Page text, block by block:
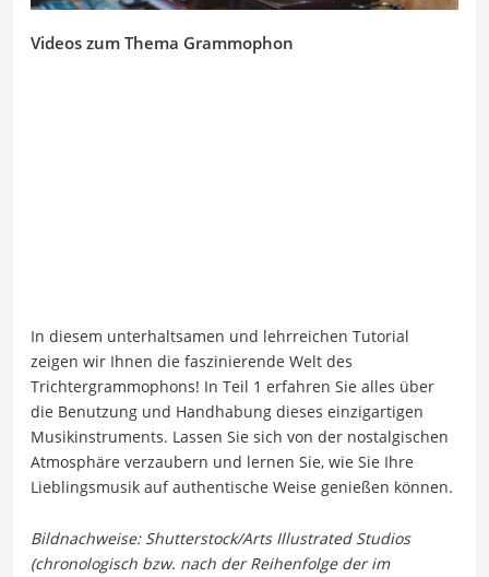
Videos zum Thema Grammophon
In diesem unterhaltsamen und lehrreichen Tutorial
zeigen wir Ihnen die faszinierende Welt des
Trichtergrammophons! In Teil 1 erfahren Sie alles über
die Benutzung und Handhabung dieses einzigartigen
Musikinstruments. Lassen Sie sich von der nostalgischen
Atmosphäre verzaubern und lernen Sie, wie Sie Ihre
Lieblingsmusik auf authentische Weise genießen können.